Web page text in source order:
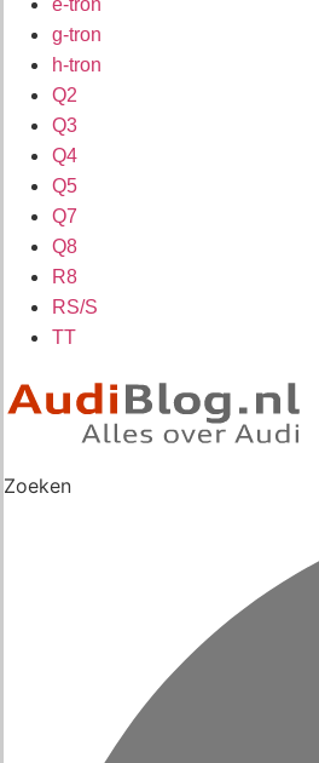
e-tron
g-tron
h-tron
Q2
Q3
Q4
Q5
Q7
Q8
R8
RS/S
TT
Zoeken